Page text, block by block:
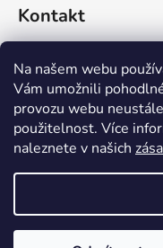
Na našem webu
Vám umožnili
provozu webu
použitelnost. Více
naleznete v našich
Kontakt
info@rideko.cz
+420 721